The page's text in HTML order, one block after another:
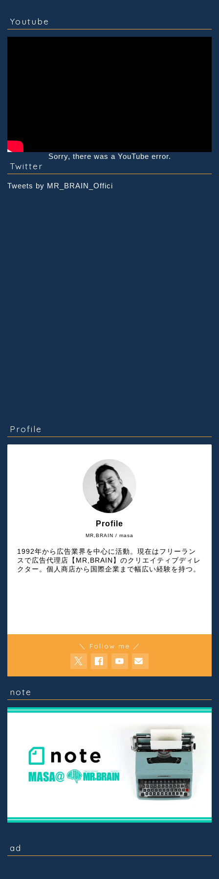
Youtube
Sorry, there was a YouTube error.
Twitter
Tweets by MR_BRAIN_Offici
Profile
MR,BRAIN / masa
Profile
1992年から広告業界を中心に活動。現在はフリーラン
スで広告代理店【MR,BRAIN】のクリエイティブディレ
クター。個人商店から国際企業まで幅広い経験を持つ。
＼ Follow me ／
note
ad